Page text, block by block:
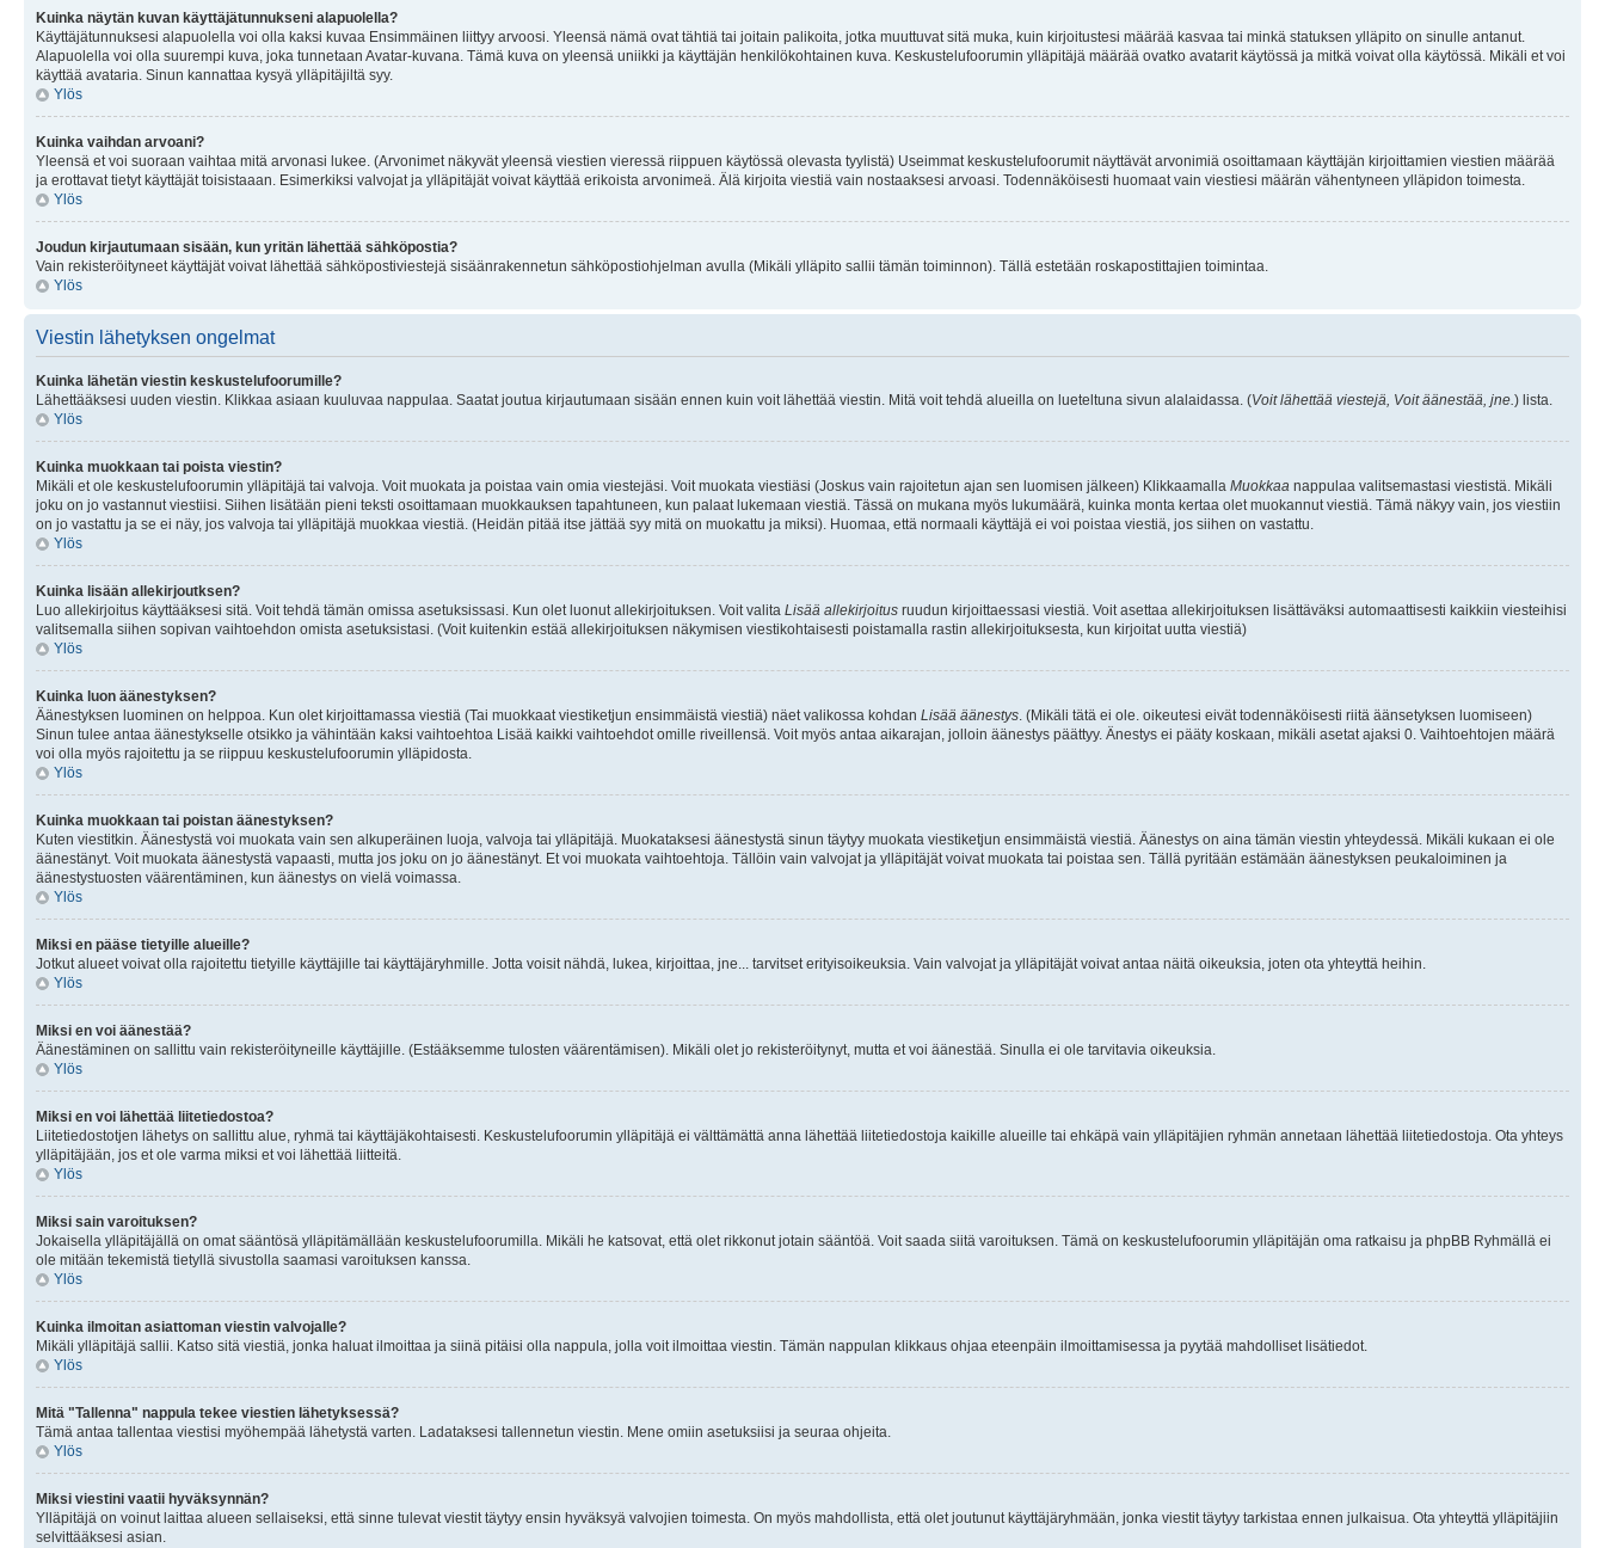
Kuinka näytän kuvan käyttäjätunnukseni alapuolella?
Käyttäjätunnuksesi alapuolella voi olla kaksi kuvaa Ensimmäinen liittyy arvoosi. Yleensä nämä ovat tähtiä tai joitain palikoita, jotka muuttuvat sitä muka, kuin kirjoitustesi määrää kasvaa tai minkä statuksen ylläpito on sinulle antanut.
Alapuolella voi olla suurempi kuva, joka tunnetaan Avatar-kuvana. Tämä kuva on yleensä uniikki ja käyttäjän henkilökohtainen kuva. Keskustelufoorumin ylläpitäjä määrää ovatko avatarit käytössä ja mitkä voivat olla käytössä. Mikäli et voi
käyttää avataria. Sinun kannattaa kysyä ylläpitäjiltä syy.
Ylös
Kuinka vaihdan arvoani?
Yleensä et voi suoraan vaihtaa mitä arvonasi lukee. (Arvonimet näkyvät yleensä viestien vieressä riippuen käytössä olevasta tyylistä) Useimmat keskustelufoorumit näyttävät arvonimiä osoittamaan käyttäjän kirjoittamien viestien määrää
ja erottavat tietyt käyttäjät toisistaaan. Esimerkiksi valvojat ja ylläpitäjät voivat käyttää erikoista arvonimeä. Älä kirjoita viestiä vain nostaaksesi arvoasi. Todennäköisesti huomaat vain viestiesi määrän vähentyneen ylläpidon toimesta.
Ylös
Joudun kirjautumaan sisään, kun yritän lähettää sähköpostia?
Vain rekisteröityneet käyttäjät voivat lähettää sähköpostiviestejä sisäänrakennetun sähköpostiohjelman avulla (Mikäli ylläpito sallii tämän toiminnon). Tällä estetään roskapostittajien toimintaa.
Ylös
Viestin lähetyksen ongelmat
Kuinka lähetän viestin keskustelufoorumille?
Lähettääksesi uuden viestin. Klikkaa asiaan kuuluvaa nappulaa. Saatat joutua kirjautumaan sisään ennen kuin voit lähettää viestin. Mitä voit tehdä alueilla on lueteltuna sivun alalaidassa. (Voit lähettää viestejä, Voit äänestää, jne. ) lista.
Ylös
Kuinka muokkaan tai poista viestin?
Mikäli et ole keskustelufoorumin ylläpitäjä tai valvoja. Voit muokata ja poistaa vain omia viestejäsi. Voit muokata viestiäsi (Joskus vain rajoitetun ajan sen luomisen jälkeen) Klikkaamalla Muokkaa nappulaa valitsemastasi viestistä. Mikäli
joku on jo vastannut viestiisi. Siihen lisätään pieni teksti osoittamaan muokkauksen tapahtuneen, kun palaat lukemaan viestiä. Tässä on mukana myös lukumäärä, kuinka monta kertaa olet muokannut viestiä. Tämä näkyy vain, jos viestiin
on jo vastattu ja se ei näy, jos valvoja tai ylläpitäjä muokkaa viestiä. (Heidän pitää itse jättää syy mitä on muokattu ja miksi). Huomaa, että normaali käyttäjä ei voi poistaa viestiä, jos siihen on vastattu.
Ylös
Kuinka lisään allekirjoutksen?
Luo allekirjoitus käyttääksesi sitä. Voit tehdä tämän omissa asetuksissasi. Kun olet luonut allekirjoituksen. Voit valita Lisää allekirjoitus ruudun kirjoittaessasi viestiä. Voit asettaa allekirjoituksen lisättäväksi automaattisesti kaikkiin viesteihisi
valitsemalla siihen sopivan vaihtoehdon omista asetuksistasi. (Voit kuitenkin estää allekirjoituksen näkymisen viestikohtaisesti poistamalla rastin allekirjoituksesta, kun kirjoitat uutta viestiä)
Ylös
Kuinka luon äänestyksen?
Äänestyksen luominen on helppoa. Kun olet kirjoittamassa viestiä (Tai muokkaat viestiketjun ensimmäistä viestiä) näet valikossa kohdan Lisää äänestys . (Mikäli tätä ei ole. oikeutesi eivät todennäköisesti riitä äänsetyksen luomiseen)
Sinun tulee antaa äänestykselle otsikko ja vähintään kaksi vaihtoehtoa Lisää kaikki vaihtoehdot omille riveillensä. Voit myös antaa aikarajan, jolloin äänestys päättyy. Änestys ei pääty koskaan, mikäli asetat ajaksi 0. Vaihtoehtojen määrä
voi olla myös rajoitettu ja se riippuu keskustelufoorumin ylläpidosta.
Ylös
Kuinka muokkaan tai poistan äänestyksen?
Kuten viestitkin. Äänestystä voi muokata vain sen alkuperäinen luoja, valvoja tai ylläpitäjä. Muokataksesi äänestystä sinun täytyy muokata viestiketjun ensimmäistä viestiä. Äänestys on aina tämän viestin yhteydessä. Mikäli kukaan ei ole
äänestänyt. Voit muokata äänestystä vapaasti, mutta jos joku on jo äänestänyt. Et voi muokata vaihtoehtoja. Tällöin vain valvojat ja ylläpitäjät voivat muokata tai poistaa sen. Tällä pyritään estämään äänestyksen peukaloiminen ja
äänestystuosten väärentäminen, kun äänestys on vielä voimassa.
Ylös
Miksi en pääse tietyille alueille?
Jotkut alueet voivat olla rajoitettu tietyille käyttäjille tai käyttäjäryhmille. Jotta voisit nähdä, lukea, kirjoittaa, jne... tarvitset erityisoikeuksia. Vain valvojat ja ylläpitäjät voivat antaa näitä oikeuksia, joten ota yhteyttä heihin.
Ylös
Miksi en voi äänestää?
Äänestäminen on sallittu vain rekisteröityneille käyttäjille. (Estääksemme tulosten väärentämisen). Mikäli olet jo rekisteröitynyt, mutta et voi äänestää. Sinulla ei ole tarvitavia oikeuksia.
Ylös
Miksi en voi lähettää liitetiedostoa?
Liitetiedostotjen lähetys on sallittu alue, ryhmä tai käyttäjäkohtaisesti. Keskustelufoorumin ylläpitäjä ei välttämättä anna lähettää liitetiedostoja kaikille alueille tai ehkäpä vain ylläpitäjien ryhmän annetaan lähettää liitetiedostoja. Ota yhteys
ylläpitäjään, jos et ole varma miksi et voi lähettää liitteitä.
Ylös
Miksi sain varoituksen?
Jokaisella ylläpitäjällä on omat sääntösä ylläpitämällään keskustelufoorumilla. Mikäli he katsovat, että olet rikkonut jotain sääntöä. Voit saada siitä varoituksen. Tämä on keskustelufoorumin ylläpitäjän oma ratkaisu ja phpBB Ryhmällä ei
ole mitään tekemistä tietyllä sivustolla saamasi varoituksen kanssa.
Ylös
Kuinka ilmoitan asiattoman viestin valvojalle?
Mikäli ylläpitäjä sallii. Katso sitä viestiä, jonka haluat ilmoittaa ja siinä pitäisi olla nappula, jolla voit ilmoittaa viestin. Tämän nappulan klikkaus ohjaa eteenpäin ilmoittamisessa ja pyytää mahdolliset lisätiedot.
Ylös
Mitä "Tallenna" nappula tekee viestien lähetyksessä?
Tämä antaa tallentaa viestisi myöhempää lähetystä varten. Ladataksesi tallennetun viestin. Mene omiin asetuksiisi ja seuraa ohjeita.
Ylös
Miksi viestini vaatii hyväksynnän?
Ylläpitäjä on voinut laittaa alueen sellaiseksi, että sinne tulevat viestit täytyy ensin hyväksyä valvojien toimesta. On myös mahdollista, että olet joutunut käyttäjäryhmään, jonka viestit täytyy tarkistaa ennen julkaisua. Ota yhteyttä ylläpitäjiin
selvittääksesi asian.